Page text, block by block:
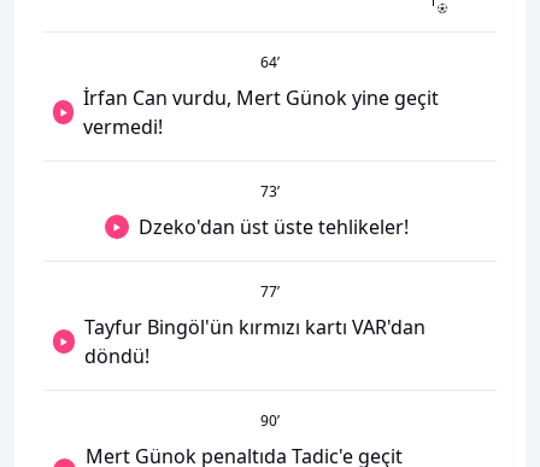
64’
İrfan Can vurdu, Mert Günok yine geçit
vermedi!
73’
Dzeko'dan üst üste tehlikeler!
77’
Tayfur Bingöl'ün kırmızı kartı VAR'dan
döndü!
90’
Mert Günok penaltıda Tadic'e geçit